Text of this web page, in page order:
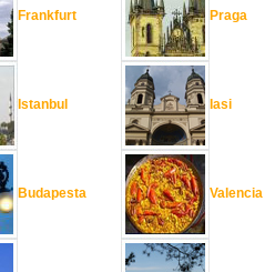
Frankfurt
Istanbul
Budapesta
Praga
Iasi
Valencia